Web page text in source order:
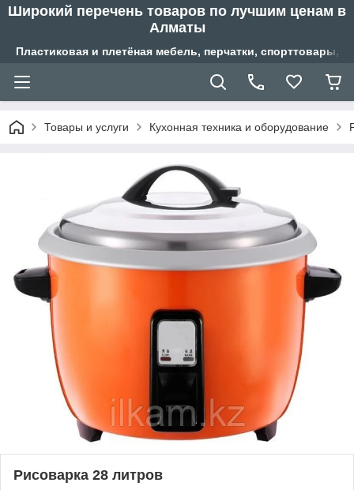
Широкий перечень товаров по лучшим ценам в
Алматы
Пластиковая и плетёная мебель, перчатки,
Товары и услуги Кухонная техника и оборудование
Рисоварка 28 литров